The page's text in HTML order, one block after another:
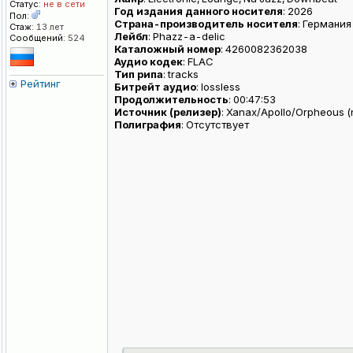
Статус: не в сети
Пол:
Стаж: 13 лет
Сообщений: 524
Рейтинг
Год издания данного носителя: 2026
Страна-производитель носителя: Германия
Лейбл: Phazz-a-delic
Каталожный номер: 4260082362038
Аудио кодек: FLAC
Тип рипа: tracks
Битрейт аудио: lossless
Продолжительность: 00:47:53
Источник (релизер): Xanax/Apollo/Orpheous
Полиграфия: Отсутствует